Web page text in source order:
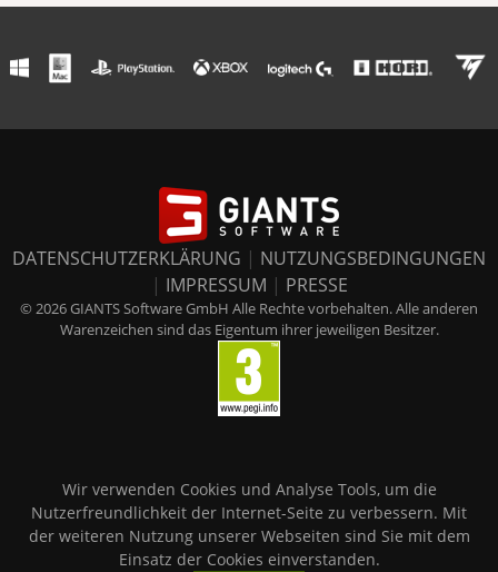
DATENSCHUTZERKLÄRUNG | NUTZUNGSBEDINGUNGEN
| IMPRESSUM | PRESSE
© 2026 GIANTS Software GmbH Alle Rechte vorbehalten. Alle anderen
Warenzeichen sind das Eigentum ihrer jeweiligen Besitzer.
Wir verwenden Cookies und Analyse Tools, um die
Nutzerfreundlichkeit der Internet-Seite zu verbessern. Mit
der weiteren Nutzung unserer Webseiten sind Sie mit dem
Einsatz der Cookies einverstanden.